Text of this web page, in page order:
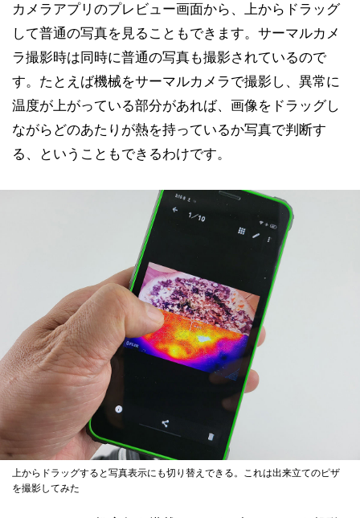
カメラアプリのプレビュー画面から、上からドラッグ
して普通の写真を見ることもできます。サーマルカメ
ラ撮影時は同時に普通の写真も撮影されているので
す。たとえば機械をサーマルカメラで撮影し、異常に
温度が上がっている部分があれば、画像をドラッグし
ながらどのあたりが熱を持っているか写真で判断す
る、ということもできるわけです。
上からドラッグすると写真表示にも切り替えできる。これは出来立てのピザ
を撮影してみた